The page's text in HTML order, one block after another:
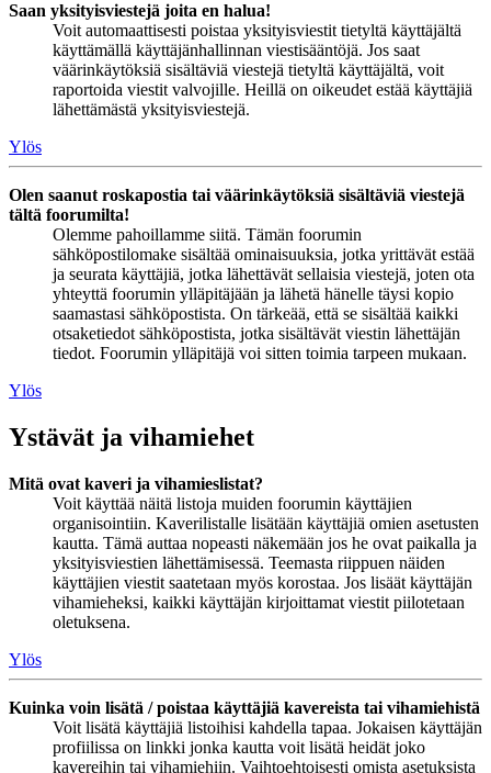
Saan yksityisviestejä joita en halua!
Voit automaattisesti poistaa yksityisviestit tietyltä käyttäjältä
käyttämällä käyttäjänhallinnan viestisääntöjä. Jos saat
väärinkäytöksiä sisältäviä viestejä tietyltä käyttäjältä, voit
raportoida viestit valvojille. Heillä on oikeudet estää käyttäjiä
lähettämästä yksityisviestejä.
Ylös
Olen saanut roskapostia tai väärinkäytöksiä sisältäviä viestejä
tältä foorumilta!
Olemme pahoillamme siitä. Tämän foorumin
sähköpostilomake sisältää ominaisuuksia, jotka yrittävät estää
ja seurata käyttäjiä, jotka lähettävät sellaisia viestejä, joten ota
yhteyttä foorumin ylläpitäjään ja lähetä hänelle täysi kopio
saamastasi sähköpostista. On tärkeää, että se sisältää kaikki
otsaketiedot sähköpostista, jotka sisältävät viestin lähettäjän
tiedot. Foorumin ylläpitäjä voi sitten toimia tarpeen mukaan.
Ylös
Ystävät ja vihamiehet
Mitä ovat kaveri ja vihamieslistat?
Voit käyttää näitä listoja muiden foorumin käyttäjien
organisointiin. Kaverilistalle lisätään käyttäjiä omien asetusten
kautta. Tämä auttaa nopeasti näkemään jos he ovat paikalla ja
yksityisviestien lähettämisessä. Teemasta riippuen näiden
käyttäjien viestit saatetaan myös korostaa. Jos lisäät käyttäjän
vihamieheksi, kaikki käyttäjän kirjoittamat viestit piilotetaan
oletuksena.
Ylös
Kuinka voin lisätä / poistaa käyttäjiä kavereista tai vihamiehistä
Voit lisätä käyttäjiä listoihisi kahdella tapaa. Jokaisen käyttäjän
profiilissa on linkki jonka kautta voit lisätä heidät joko
kavereihin tai vihamiehiin. Vaihtoehtoisesti omista asetuksista